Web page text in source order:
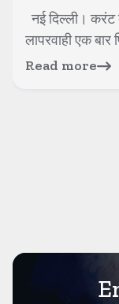
नई दिल्ली। करंट
लापरवाही एक बार
Read more